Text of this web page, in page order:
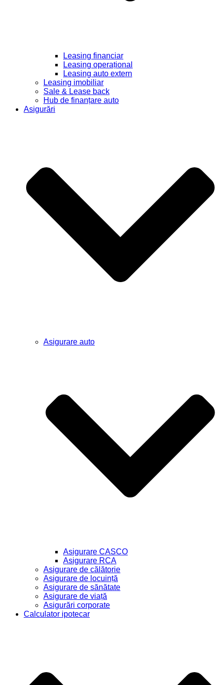
Leasing financiar
Leasing operațional
Leasing auto extern
Leasing imobiliar
Sale & Lease back
Hub de finanțare auto
Asigurări
Asigurare auto
Asigurare CASCO
Asigurare RCA
Asigurare de călătorie
Asigurare de locuință
Asigurare de sănătate
Asigurare de viață
Asigurări corporate
Calculator ipotecar